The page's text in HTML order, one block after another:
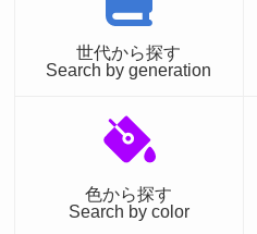
世代から探す
Search by generation
色から探す
Search by color